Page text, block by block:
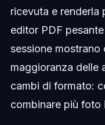
ricevuta e renderla
editor PDF
sessione mostrano
maggioranza delle
cambi di formato:
combinare più foto